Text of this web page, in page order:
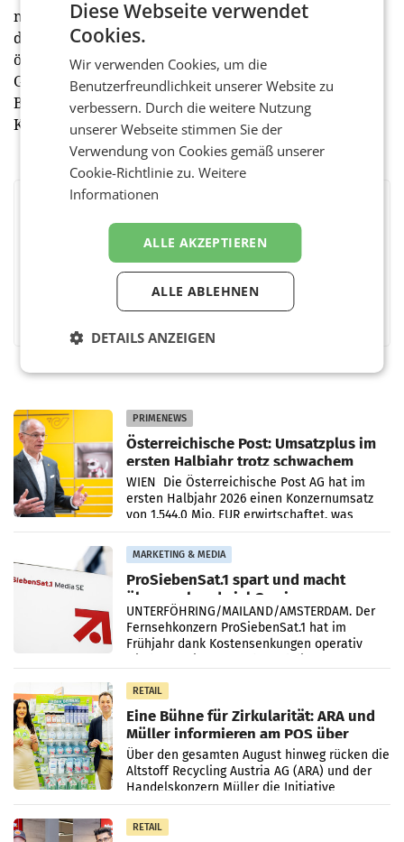
mittels Computer Assisted Web Interviews (CAWI)
durchgeführt. Das Sample ist repräsentativ für die
österreichische Bevölkerung in Hinblick auf Alter,
Geschlecht und Bundesland (n = 500 Interviews).
Befragt wurden Konsumenten, die Online-
Kundenservices bereits genutzt haben. (red)
PRIMENEWS
Österreichische Post: Umsatzplus im
ersten Halbjahr trotz schwachem
Briefgeschäft
WIEN Die Österreichische Post AG hat im
ersten Halbjahr 2026 einen Konzernumsatz
von 1.544,0 Mio. EUR erwirtschaftet, was
einem Plus von 3,8 Prozent gegenüber dem
Vergleichszeitraum
MARKETING & MEDIA
ProSiebenSat.1 spart und macht
überraschend viel Gewinn
UNTERFÖHRING/MAILAND/AMSTERDAM. Der
Fernsehkonzern ProSiebenSat.1 hat im
Frühjahr dank Kostensenkungen operativ
RETAIL
Eine Bühne für Zirkularität: ARA und
Müller informieren am POS über
Kreislauffähigkeit
Über den gesamten August hinweg rücken die
Altstoff Recycling Austria AG (ARA) und der
Handelskonzern Müller die Initiative
„Kreislauf-Helden“ in allen österreichischen
Müller-Filialen
RETAIL
Diese Webseite verwendet
Cookies.
Wir verwenden Cookies, um die
Benutzerfreundlichkeit unserer Website zu
verbessern. Durch die weitere Nutzung
unserer Webseite stimmen Sie der
Verwendung von Cookies gemäß unserer
Cookie-Richtlinie zu.Weitere
Informationen
ALLE AKZEPTIEREN
ALLE ABLEHNEN
DETAILS ANZEIGEN